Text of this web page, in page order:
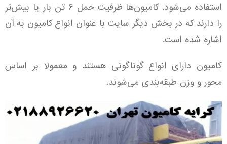
استفاده می‌شود. کامیون‌ها ظرفیت حمل ۶ تن بار یا بیش‌تر
را دارند که در بخش دیگر سایت با عنوان انواع کامیون به آن
اشاره شده است.
کامیون دارای انواع گوناگونی هستند و معمولا بر اساس
محور و وزن طبقه‌بندی می‌شوند.